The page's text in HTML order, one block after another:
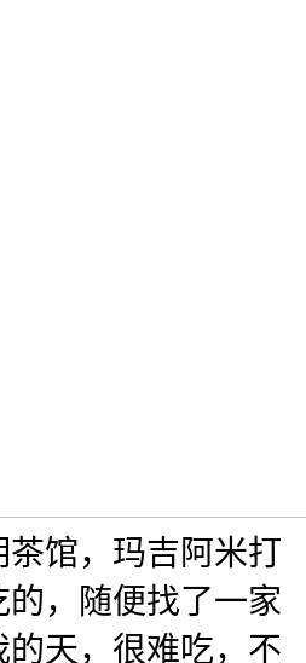
馆，玛吉阿米打
，随便找了一家
天，很难吃，不